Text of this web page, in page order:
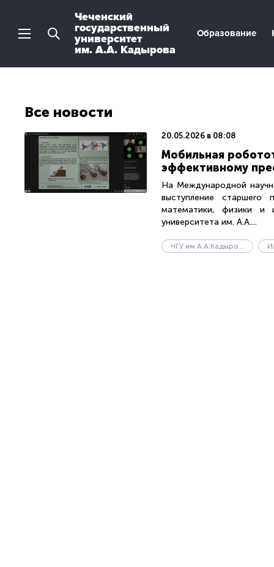
Чеченский
государственный
университет
им. А.А. Кадырова
Образование
Все новости
20.05.2026 в 08:08
Мобильная
эффективному
На Международной
выступление старшего
математики, физики и
университета им. А.А....
ЧГУ им А.А.Кадырова